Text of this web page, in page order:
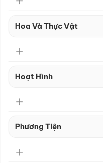
Hoa Và Thực Vật
Hoạt Hình
Phương Tiện